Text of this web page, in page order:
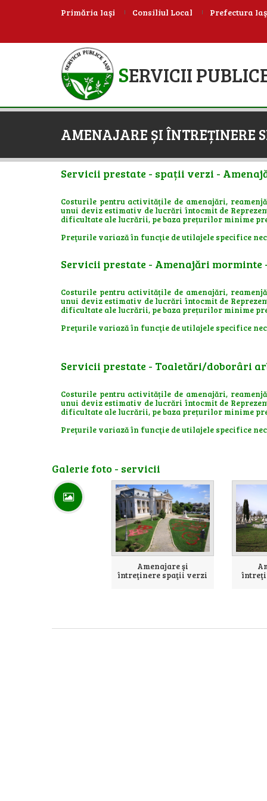
Primăria Iaşi Consiliul Local Prefectura
SERVICII
AMENAJARE ȘI ÎNTREȚINERE
Servicii prestate - spații verzi -
Costurile pentru activitățile de amenajări,
unui deviz estimativ de lucrări întocmit de
dificultate ale lucrării, pe baza prețurilor minime
Preţurile variază în funcţie de utilajele specifice
Servicii prestate - Amenajări morminte -
Costurile pentru activitățile de amenajări,
unui deviz estimativ de lucrări întocmit de
dificultate ale lucrării, pe baza prețurilor minime
Preţurile variază în funcţie de utilajele specifice
Servicii prestate - Toaletări/doborâri
Costurile pentru activitățile de amenajări,
unui deviz estimativ de lucrări întocmit de
dificultate ale lucrării, pe baza prețurilor minime
Preţurile variază în funcţie de utilajele specifice
Galerie foto - servicii
Amenajare şi
întreţinere spaţii verzi